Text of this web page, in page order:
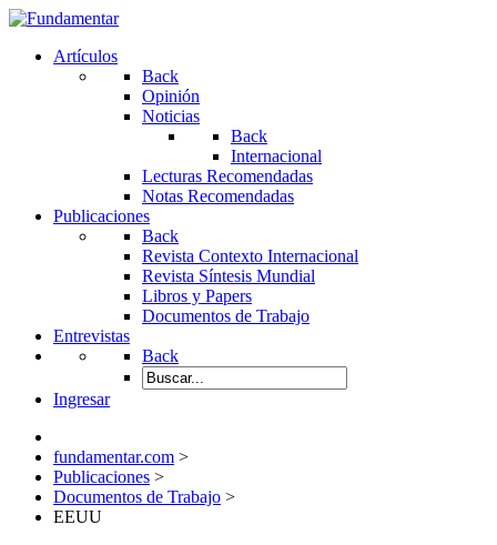
Artículos
Back
Opinión
Noticias
Back
Internacional
Lecturas Recomendadas
Notas Recomendadas
Publicaciones
Back
Revista Contexto Internacional
Revista Síntesis Mundial
Libros y Papers
Documentos de Trabajo
Entrevistas
Back
Ingresar
fundamentar.com >
Publicaciones >
Documentos de Trabajo >
EEUU